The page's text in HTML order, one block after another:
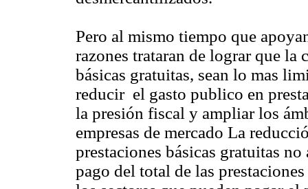
Pero al mismo tiempo que
razones trataran de lograr que la
básicas gratuitas, sean lo mas
reducir el gasto publico en
la presión fiscal y ampliar los
empresas de mercado La
prestaciones básicas gratuitas
pago del total de las